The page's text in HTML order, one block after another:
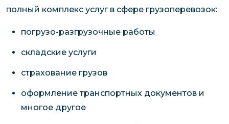
полный комплекс услуг в сфере грузоперевозок:
погрузо-разгрузочные работы
складские услуги
страхование грузов
оформление транспортных документов и
многое другое